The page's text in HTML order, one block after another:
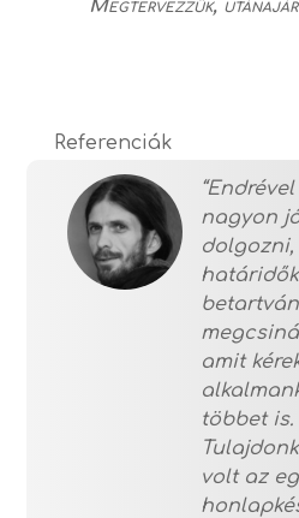
Megtervezzük,
nagyon
dolgozni,
betartván
amit
többet is.
volt az